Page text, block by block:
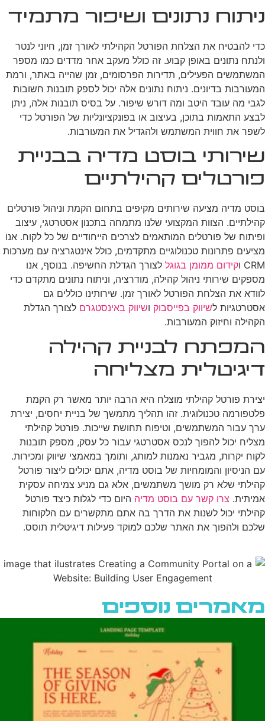
ניתוח נתונים ושיפור מתמיד
כדי להבטיח את הצלחת הפורטל הקהילתי לאורך זמן, חיוני לנטר
ולנתח נתונים באופן קבוע. זה כולל מעקב אחר מדדים כמו מספר
המשתמשים הפעילים, תדירות הפרסומים, זמן שהייה באתר, ורמת
המעורבות בדיונים. ניתוח נתונים אלה יכול לספק תובנות חשובות
לגבי מה עובד היטב ומה דורש שיפור. על בסיס תובנות אלה, ניתן
לבצע התאמות בתוכן, בעיצוב או בפונקציונליות של הפורטל כדי
לשפר את חווית המשתמש ולהגדיל את המעורבות.
שירותי בוסט מדיה בבניית
פורטלים קהילתיים
בוסט מדיה מציעה שירותים מקיפים בתחום הקמת וניהול פורטלים
קהילתיים. הצוות המקצועי שלנו מתמחה בתכנון אסטרטגי, עיצוב
ופיתוח של פורטלים המותאמים לצרכים הייחודיים של כל לקוח. אנו
מציעים פתרונות טכנולוגיים מתקדמים, כולל אינטגרציה עם מערכות
CRM ו קידום ממומן בגוגל לצורך הגדלת החשיפה. בנוסף, אנו
מספקים שירותי ניהול קהילה, מודרציה, וניתוח נתונים מתקדם כדי
לוודא את הצלחת הפורטל לאורך זמן. שירותינו כוללים גם
אסטרטגיות לשיווק בפייסבוק ושיווק באינסטגרם לצורך הגדלת
הקהילה וחיזוק המעורבות.
המפתח לבניית קהילה
דיגיטלית מצליחה
יצירת פורטל קהילתי מוצלח היא הרבה יותר מאשר רק הקמת
פלטפורמה טכנולוגית. זהו תהליך מתמשך של בניית יחסים, יצירת
ערך עבור המשתמשים, וטיפוח תחושת שייכות. פורטל קהילתי
מצליח יכול להפוך לנכס אסטרטגי עבור כל עסק, מספק תובנות
לקוח יקרות, מגביר נאמנות למותג, ותומך במאמצי שיווק ומכירות.
עם הניסיון והמומחיות של בוסט מדיה, אתם יכולים ליצור פורטל
קהילתי שלא רק מושך משתמשים, אלא גם מניע צמיחה עסקית
אמיתית. צרו קשר עם בוסט מדיה היום כדי לגלות כיצד פורטל
קהילתי יכול לשנות את הדרך בה אתם מתקשרים עם הלקוחות
שלכם ולהפוך את האתר שלכם למוקד פעילות דיגיטלית תוסס.
מאמרים נוספים